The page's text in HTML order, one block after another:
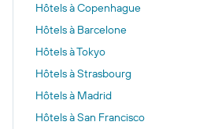
Hôtels à Copenhague
Hôtels à Barcelone
Hôtels à Tokyo
Hôtels à Strasbourg
Hôtels à Madrid
Hôtels à San Francisco